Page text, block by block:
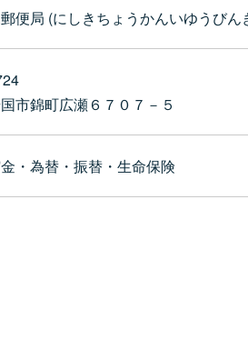
便局 (にしきちょうかんいゆうびん
市錦町広瀬６７０７－５
・為替・振替・生命保険